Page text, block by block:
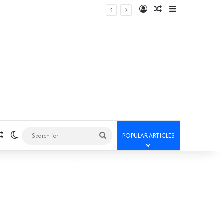
Log InRandom Article
Sidebar
Random Article
Switch skin
Search
for
POPULAR ARTICLES